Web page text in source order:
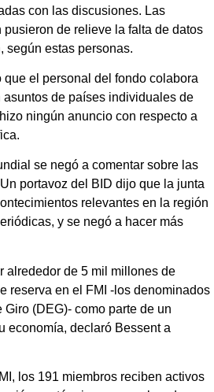
con las discusiones. Las
de relieve la falta de datos
según estas personas.
que el personal del fondo colabora
de países individuales de
ningún anuncio con respecto a
se negó a comentar sobre las
portavoz del BID dijo que la junta
relevantes en la región
y se negó a hacer más
alrededor de 5 mil millones de
reserva en el FMI -los denominados
(DEG)- como parte de un
economía, declaró Bessent a
los 191 miembros reciben activos